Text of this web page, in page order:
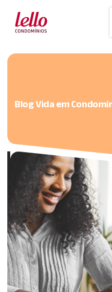
BlogVida em